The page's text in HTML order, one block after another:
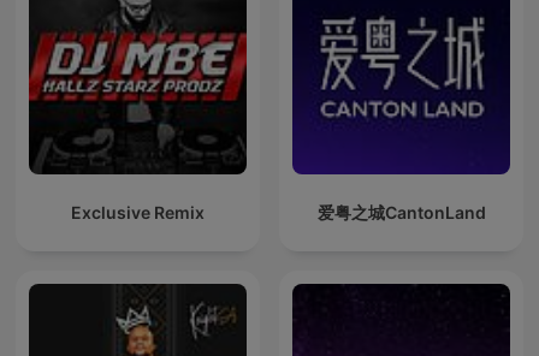
Exclusive Remix 爱粤之城CantonLand